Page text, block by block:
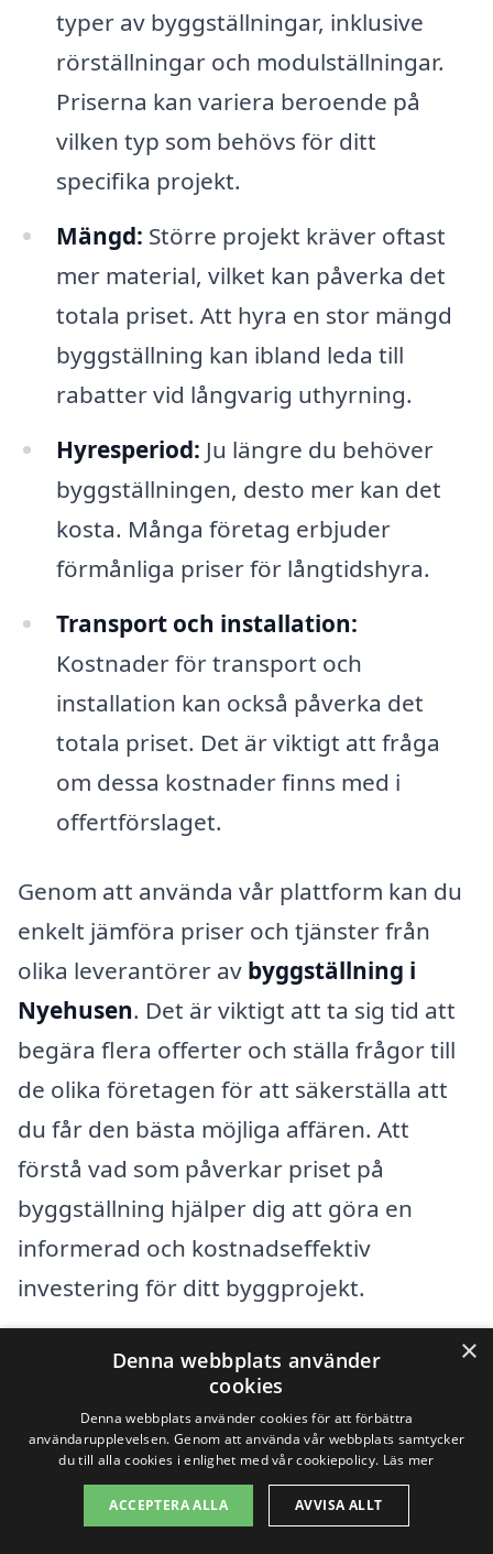
typer av byggställningar, inklusive
rörställningar och modulställningar.
Priserna kan variera beroende på
vilken typ som behövs för ditt
specifika projekt.
Mängd: Större projekt kräver oftast
mer material, vilket kan påverka det
totala priset. Att hyra en stor mängd
byggställning kan ibland leda till
rabatter vid långvarig uthyrning.
Hyresperiod: Ju längre du behöver
byggställningen, desto mer kan det
kosta. Många företag erbjuder
förmånliga priser för långtidshyra.
Transport och installation:
Kostnader för transport och
installation kan också påverka det
totala priset. Det är viktigt att fråga
om dessa kostnader finns med i
offertförslaget.
Genom att använda vår plattform kan du
enkelt jämföra priser och tjänster från
olika leverantörer av byggställning i
Nyehusen. Det är viktigt att ta sig tid att
begära flera offerter och ställa frågor till
de olika företagen för att säkerställa att
du får den bästa möjliga affären. Att
förstå vad som påverkar priset på
byggställning hjälper dig att göra en
informerad och kostnadseffektiv
investering för ditt byggprojekt.
Få 3 erbjudanden, gratis och utan
förpliktelser
Sök efter en
×
Denna webbplats använder
cookies
Denna webbplats använder cookies för att förbättra
användarupplevelsen. Genom att använda vår webbplats samtycker
du till alla cookies i enlighet med vår cookiepolicy. Läs mer
ACCEPTERA ALLA AVVISA ALLT